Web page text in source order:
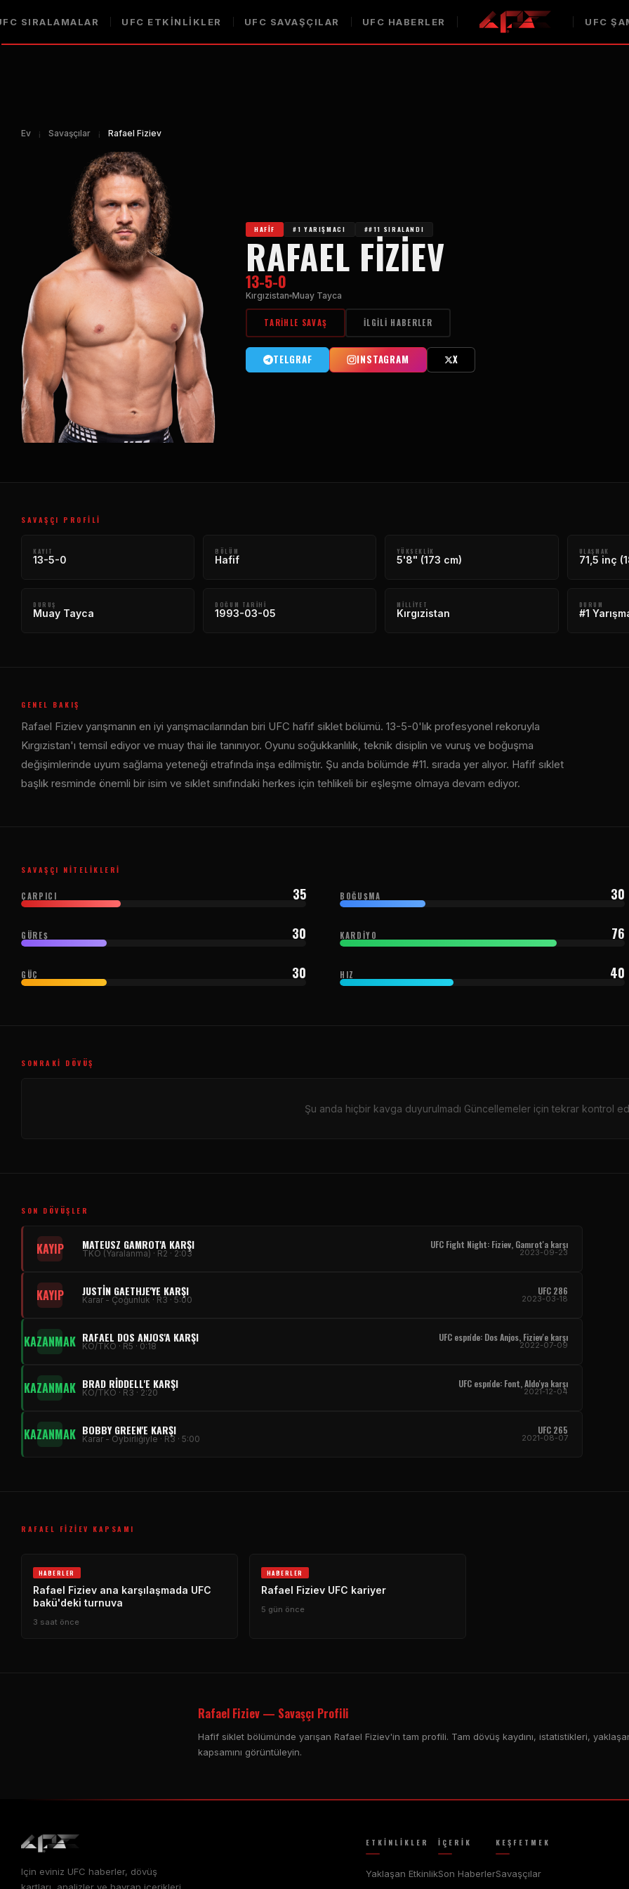
SIRALAMALAR UFC ETKINLIKLER UFC SAVAŞÇILAR UFC HABERLER UFC
Ev ¡ Savaşçılar ¡ Rafael Fiziev
HAFIF #1 YARIŞMACI ##11 SIRALANDI
RAFAEL FIZIEV
13-5-0
Kırgızistan Muay Tayca
TARIHLE SAVAŞ İLGILI HABERLER
TELGRAF INSTAGRAM X
SAVAŞÇI PROFILI
KAYIT
13-5-0
BÖLÜM
Hafif
YÜKSEKLIK
5'8" (173 cm)
ULAŞMAK
71,5 inç
DURUŞ
Muay Tayca
DOĞUM TARIHI
1993-03-05
MILLIYET
Kırgızistan
DURUM
#1
GENEL BAKIŞ
Rafael Fiziev yarışmanın en iyi yarışmacılarından biri UFC hafif siklet bölümü. 13-5-0'lık profesyonel rekoruyla
Kırgızistan'ı temsil ediyor ve muay thai ile tanınıyor. Oyunu soğukkanlılık, teknik disiplin ve vuruş ve boğuşma
değişimlerinde uyum sağlama yeteneği etrafında inşa edilmiştir. Şu anda bölümde #11. sırada yer alıyor. Hafif sıklet
başlık resminde önemli bir isim ve sıklet sınıfındaki herkes için tehlikeli bir eşleşme olmaya devam ediyor.
SAVAŞÇI NITELIKLERI
ÇARPICI 35 BOĞUŞMA 30
GÜREŞ 30 KARDIYO 76
GÜÇ 30 HIZ 40
SONRAKI DÖVÜŞ
Şu anda hiçbir kavga duyurulmadı Güncellemeler için tekrar kontrol
SON DÖVÜŞLER
KAYIP MATEUSZ GAMROT'A KARŞI
TKO (Yaralanma) · R2 · 2:03
UFC Fight Night: Fiziev, Gamrot'a karşı
2023-09-23
KAYIP JUSTIN GAETHJE'YE KARŞI
Karar - Çoğunluk · R3 · 5:00
UFC 286
2023-03-18
KAZANMAK RAFAEL DOS ANJOS'A KARŞI
KO/TKO · R5 · 0:18
UFC espn'de: Dos Anjos, Fiziev'e karşı
2022-07-09
KAZANMAK BRAD RIDDELL'E KARŞI
KO/TKO · R3 · 2:20
UFC espn'de: Font, Aldo'ya karşı
2021-12-04
KAZANMAK BOBBY GREEN'E KARŞI
Karar - Oybirliğiyle · R3 · 5:00
UFC 265
2021-08-07
RAFAEL FIZIEV KAPSAMI
HABERLER
Rafael Fiziev ana karşılaşmada UFC
bakü'deki turnuva
3 saat önce
HABERLER
Rafael Fiziev UFC kariyer
5 gün önce
Rafael Fiziev — Savaşçı Profili
Hafif siklet bölümünde yarışan Rafael Fiziev'in tam profili. Tam dövüş kaydını, istatistikleri,
kapsamını görüntüleyin.
Için eviniz UFC haberler, dövüş
ETKINLIKLER
Yaklaşan Etkinlik
İÇERIK
Son Haberler
KEŞFETMEK
Savaşçılar